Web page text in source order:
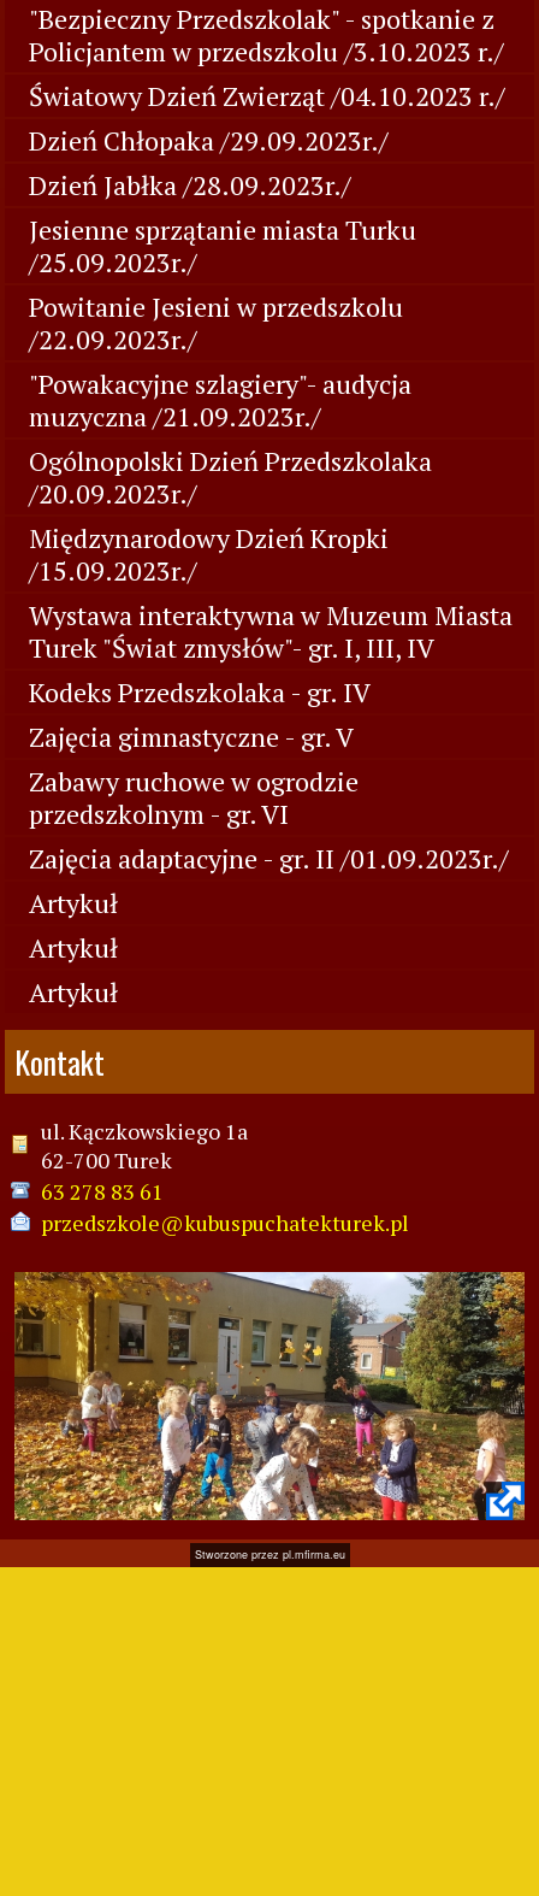
"Bezpieczny Przedszkolak" - spotkanie z
Policjantem w przedszkolu /3.10.2023 r./
Światowy Dzień Zwierząt /04.10.2023 r./
Dzień Chłopaka /29.09.2023r./
Dzień Jabłka /28.09.2023r./
Jesienne sprzątanie miasta Turku
/25.09.2023r./
Powitanie Jesieni w przedszkolu
/22.09.2023r./
"Powakacyjne szlagiery"- audycja
muzyczna /21.09.2023r./
Ogólnopolski Dzień Przedszkolaka
/20.09.2023r./
Międzynarodowy Dzień Kropki
/15.09.2023r./
Wystawa interaktywna w Muzeum Miasta
Turek "Świat zmysłów"- gr. I, III, IV
Kodeks Przedszkolaka - gr. IV
Zajęcia gimnastyczne - gr. V
Zabawy ruchowe w ogrodzie
przedszkolnym - gr. VI
Zajęcia adaptacyjne - gr. II /01.09.2023r./
Artykuł
Artykuł
Artykuł
Kontakt
ul. Kączkowskiego 1a
62-700 Turek
63 278 83 61
przedszkole@kubuspuchatekturek.pl
Stworzone przez pl.mfirma.eu